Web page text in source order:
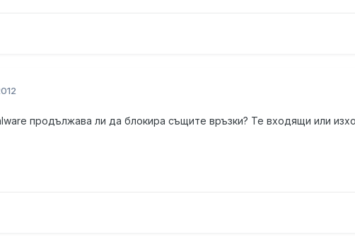
продължава ли да блокира същите връзки? Те входящи или